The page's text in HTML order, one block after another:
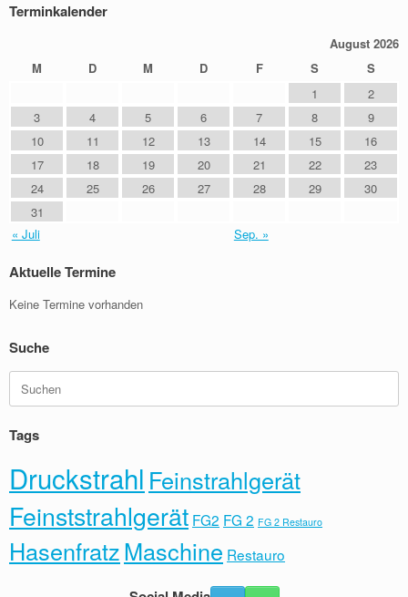
Terminkalender
August 2026
M
D M D F S
S
1
2
3
4 5 6 7 8
9
10
11 12 13 14 15
16
17
18 19 20 21 22
23
24
25 26 27 28 29
30
31
« Juli
Sep. »
Aktuelle Termine
Keine Termine vorhanden
Suche
Suchen
nach:
Tags
Druckstrahl Feinstrahlgerät
Feinststrahlgerät FG2 FG 2 FG 2 Restauro
HasenfratzMaschine Restauro